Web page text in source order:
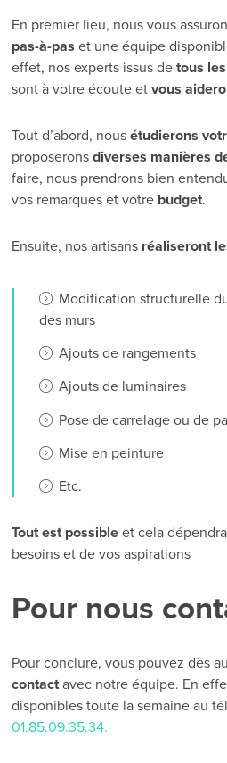
En premier lieu, nous vous
pas-à-paset une équipe
effet, nos experts issus de tous
sont à votre écoute etvous
Tout d’abord, nousétudierons
proposeronsdiverses manières
faire, nous prendrons bien
vos remarques et votre budget.
Ensuite, nos artisans réaliseront
Modification structurelle
des murs
Ajouts de rangements
Ajouts de luminaires
Pose de carrelage ou de
Mise en peinture
Etc.
Tout est possibleet cela
besoins et de vos aspirations
Pour nous
Pour conclure, vous pouvez dès
contactavec notre équipe. En
disponibles toute la semaine au
01.85.09.35.34.